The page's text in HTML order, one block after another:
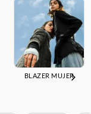
BLAZER MUJER